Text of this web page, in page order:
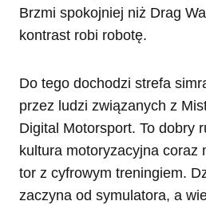
Brzmi spokojniej niż Drag
kontrast robi robotę.
Do tego dochodzi strefa
przez ludzi związanych z
Digital Motorsport. To dobry
kultura motoryzacyjna coraz
tor z cyfrowym treningiem.
zaczyna od symulatora, a